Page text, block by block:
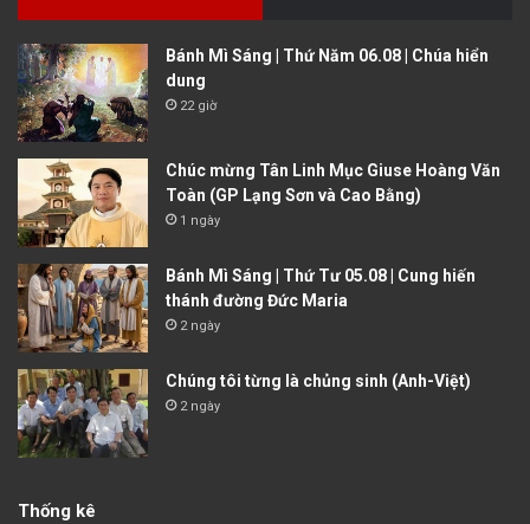
Bánh Mì Sáng | Thứ Năm 06.08 | Chúa hiển
dung
22 giờ
Chúc mừng Tân Linh Mục Giuse Hoàng Văn
Toàn (GP Lạng Sơn và Cao Bằng)
1 ngày
Bánh Mì Sáng | Thứ Tư 05.08 | Cung hiến
thánh đường Đức Maria
2 ngày
Chúng tôi từng là chủng sinh (Anh-Việt)
2 ngày
Thống kê